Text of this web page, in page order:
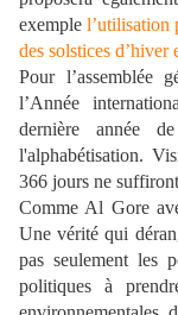
exemple l’utilisation
des solstices d’hiver
Pour l’assemblée
l’Année
dernière année
l'alphabétisation.
366 jours ne
Comme Al Gore
Une vérité qui
pas seulement les
politiques à